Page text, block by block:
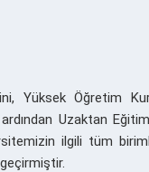
Yüksek Öğretim
Uzaktan
ilgili tüm